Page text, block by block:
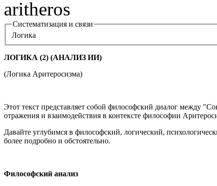
Систематизация и связи
Логика
ЛОГИКА (2) (АНАЛИЗ ИИ)
(Логика Аритеросизма)
Этот текст представляет собой философский диалог между
отражения и взаимодействия в контексте философии
Давайте углубимся в философский, логический,
более подробно и обстоятельно.
Философский анализ